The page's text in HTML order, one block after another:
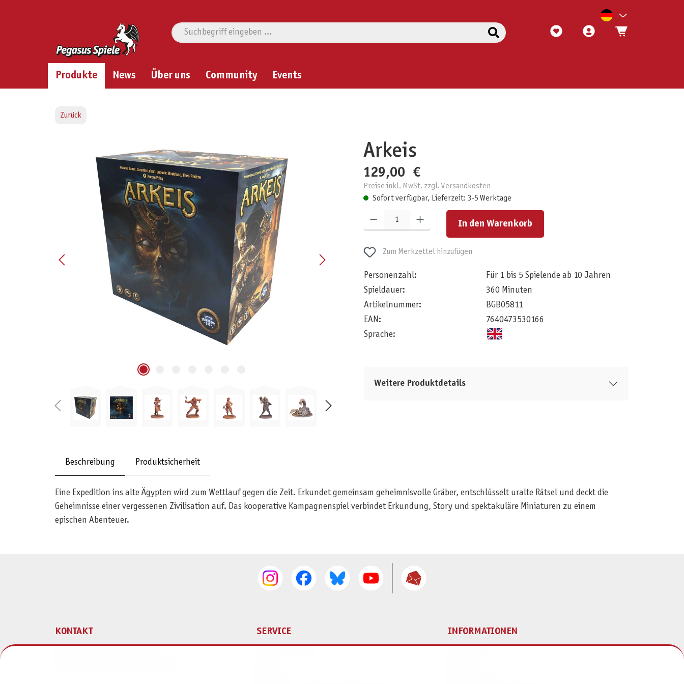
Produkte News Über uns Community Events
Zurück
Arkeis
129,00 €
Preise inkl. MwSt. zzgl. Versandkosten
Sofort verfügbar, Lieferzeit: 3-5 Werktage
Produkt Anzahl: Gib den gewünschten Wert ein oder benutze die Schaltflächen um die Anzahl zu erhöhen oder zu reduzieren.
In den Warenkorb
Zum Merkzettel hinzufügen
Personenzahl:
Für 1 bis 5 Spielende ab 10 Jahren
Spieldauer:
360 Minuten
Artikelnummer:
BGB05811
EAN:
7640473530166
Sprache:
Weitere Produktdetails
Beschreibung Produktsicherheit
Eine Expedition ins alte Ägypten wird zum Wettlauf gegen die Zeit. Erkundet gemeinsam geheimnisvolle Gräber, entschlüsselt uralte Rätsel und deckt die
Geheimnisse einer vergessenen Zivilisation auf. Das kooperative Kampagnenspiel verbindet Erkundung, Story und spektakuläre Miniaturen zu einem
epischen Abenteuer.
KONTAKT SERVICE INFORMATIONEN